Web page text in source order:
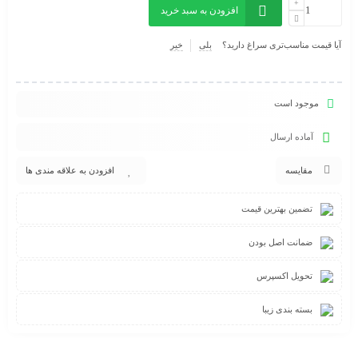
افزودن به سبد خرید
آیا قیمت مناسب‌تری سراغ دارید؟ بلی خیر
موجود است
آماده ارسال
مقایسه افزودن به علاقه مندی ها
تضمین بهترین قیمت
ضمانت اصل بودن
تحویل اکسپرس
بسته بندی زیبا